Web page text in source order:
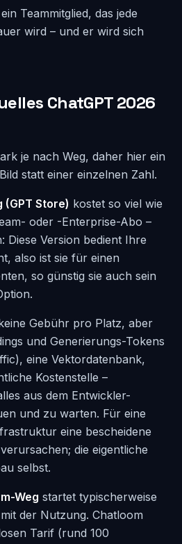
Teammitglied, das jede
wird – und er wird sich
ChatGPT 2026
je nach Weg, daher hier ein
statt einer einzelnen Zahl.
(GPT Store) kostet so viel wie
oder -Enterprise-Abo –
Diese Version bedient Ihre
also ist sie für einen
so günstig sie auch sein
Gebühr pro Platz, aber
und Generierungs-Tokens
eine Vektordatenbank,
Kostenstelle –
aus dem Entwickler-
und zu warten. Für eine
eine bescheidene
die eigentliche
selbst.
Weg startet typischerweise
der Nutzung. Chatloom
Tarif (rund 100